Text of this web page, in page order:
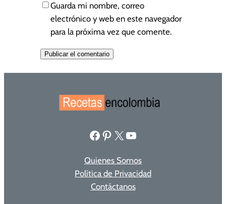
Guarda mi nombre, correo
electrónico y web en este navegador
para la próxima vez que comente.
Facebook Pinterest X YouTube
Quienes Somos
Política de Privacidad
Contáctanos